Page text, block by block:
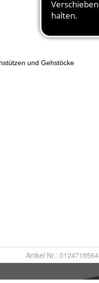
Artikel Nr.: 0124718564